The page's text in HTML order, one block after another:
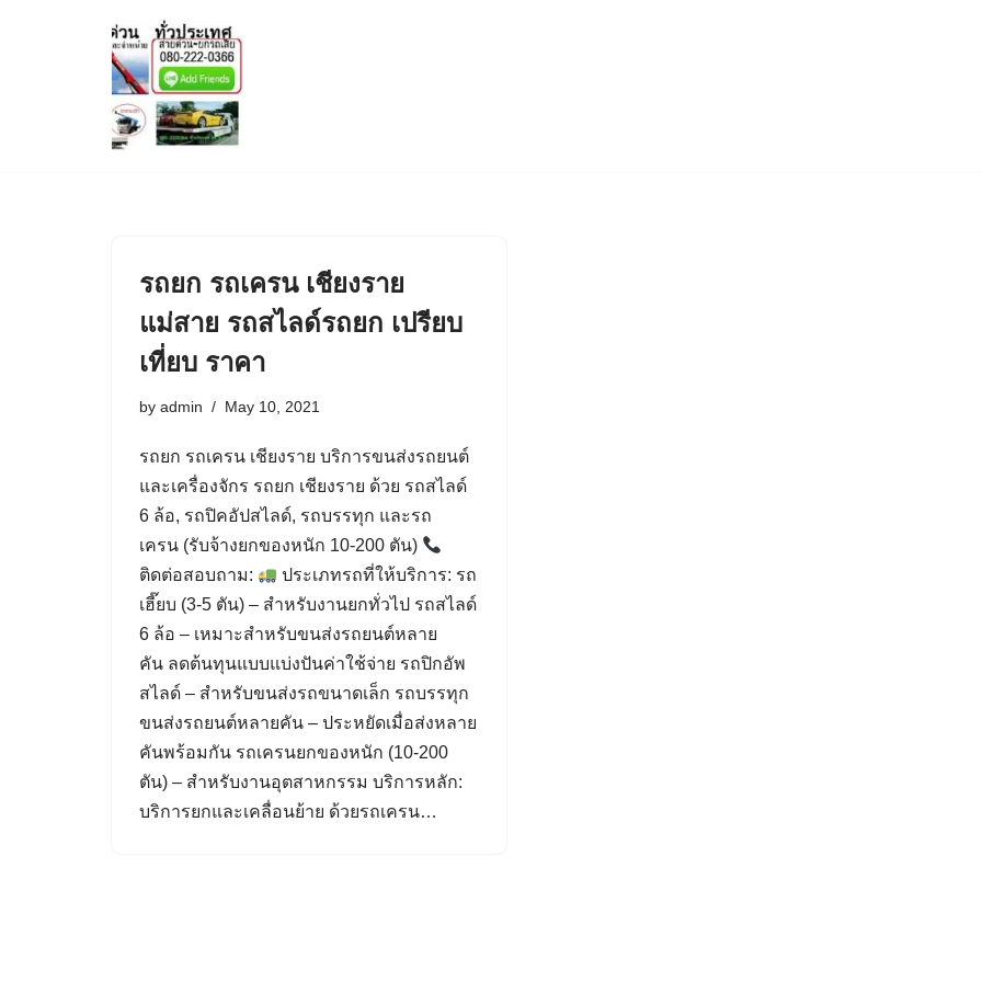
รถยก รถเครน เชียงราย
แม่สาย รถสไลด์รถยก เปรียบ
เที่ยบ ราคา
by admin May 10, 2021
รถยก รถเครน เชียงราย บริการขนส่งรถยนต์
และเครื่องจักร รถยก เชียงราย ด้วย รถสไลด์
6 ล้อ, รถปิคอัปสไลด์, รถบรรทุก และรถ
เครน (รับจ้างยกของหนัก 10-200 ตัน)
ติดต่อสอบถาม:
ประเภทรถที่ให้บริการ: รถ
เฮี๊ยบ (3-5 ตัน) – สำหรับงานยกทั่วไป รถสไลด์
6 ล้อ – เหมาะสำหรับขนส่งรถยนต์หลาย
คัน ลดต้นทุนแบบแบ่งปันค่าใช้จ่าย รถปิกอัพ
สไลด์ – สำหรับขนส่งรถขนาดเล็ก รถบรรทุก
ขนส่งรถยนต์หลายคัน – ประหยัดเมื่อส่งหลาย
คันพร้อมกัน รถเครนยกของหนัก (10-200
ตัน) – สำหรับงานอุตสาหกรรม บริการหลัก:
บริการยกและเคลื่อนย้าย ด้วยรถเครน…